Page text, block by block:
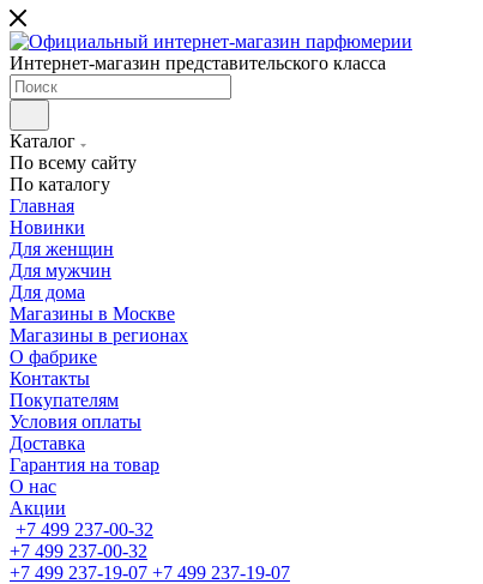
Интернет-магазин представительского класса
Каталог
По всему сайту
По каталогу
Главная
Новинки
Для женщин
Для мужчин
Для дома
Магазины в Москве
Магазины в регионах
О фабрике
Контакты
Покупателям
Условия оплаты
Доставка
Гарантия на товар
О нас
Акции
+7 499 237-00-32
+7 499 237-00-32
+7 499 237-19-07 +7 499 237-19-07